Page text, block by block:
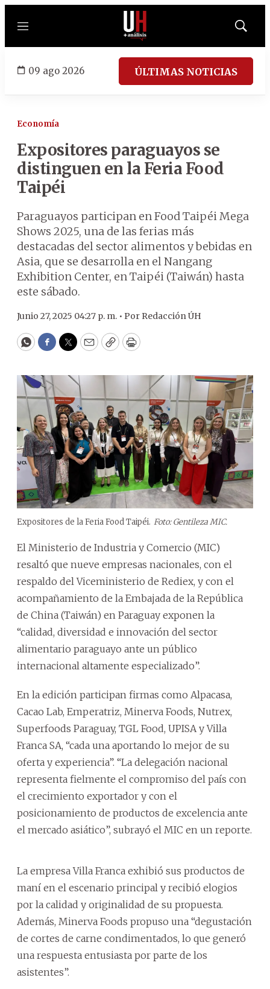
Menú
Mostrar
09 ago 2026 ÚLTIMAS NOTICIAS
Economía
Expositores paraguayos se
distinguen en la Feria Food
Taipéi
Paraguayos participan en Food Taipéi Mega
Shows 2025, una de las ferias más
destacadas del sector alimentos y bebidas en
Asia, que se desarrolla en el Nangang
Exhibition Center, en Taipéi (Taiwán) hasta
este sábado.
Junio 27, 2025 04:27 p. m. • Por Redacción ÚH
WhatsApp
Facebook
Twitter
EmailCopyPrint
Expositores de la Feria Food Taipéi. Foto: Gentileza MIC.
El Ministerio de Industria y Comercio (MIC)
resaltó que nueve empresas nacionales, con el
respaldo del Viceministerio de Rediex, y con el
acompañamiento de la Embajada de la República
de China (Taiwán) en Paraguay exponen la
“calidad, diversidad e innovación del sector
alimentario paraguayo ante un público
internacional altamente especializado”.
En la edición participan firmas como Alpacasa,
Cacao Lab, Emperatriz, Minerva Foods, Nutrex,
Superfoods Paraguay, TGL Food, UPISA y Villa
Franca SA, “cada una aportando lo mejor de su
oferta y experiencia”. “La delegación nacional
representa fielmente el compromiso del país con
el crecimiento exportador y con el
posicionamiento de productos de excelencia ante
el mercado asiático”, subrayó el MIC en un reporte.
La empresa Villa Franca exhibió sus productos de
maní en el escenario principal y recibió elogios
por la calidad y originalidad de su propuesta.
Además, Minerva Foods propuso una “degustación
de cortes de carne condimentados, lo que generó
una respuesta entusiasta por parte de los
asistentes”.